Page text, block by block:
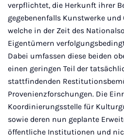
verpflichtet, die Herkunft ihrer
gegebenenfalls Kunstwerke
welche in der Zeit des
Eigentümern
Dabei umfassen diese beiden
einen geringen Teil der
stattfindenden
Provenienzforschungen. Die
Koordinierungsstelle für
sowie deren nun geplante
öffentliche Institutionen und